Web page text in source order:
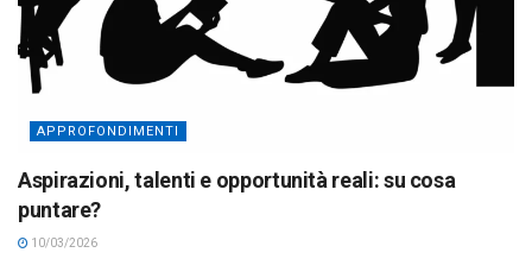
APPROFONDIMENTI
Aspirazioni, talenti e opportunità reali: su cosa
puntare?
10/03/2026